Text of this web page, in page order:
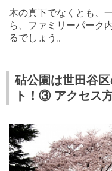
木の真下でなくとも、
ら、ファミリーパーク
るでしょう。
砧公園は世田谷
ト！③ アクセス